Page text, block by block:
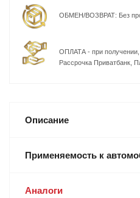
ОБМЕН/ВОЗВРАТ: Без
ОПЛАТА - при получении,
Рассрочка Приватбанк,
Описание
Применяемость к
Аналоги